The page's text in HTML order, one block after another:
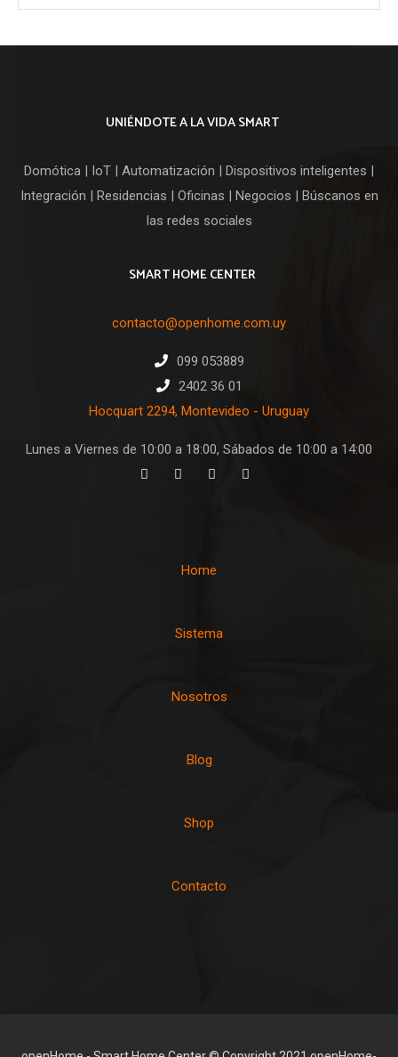
precio
precio
UNIÉNDOTE A LA VIDA SMART
Domótica | IoT | Automatización | Dispositivos inteligentes |
Integración | Residencias | Oficinas | Negocios | Búscanos en
las redes sociales
SMART HOME CENTER
contacto@openhome.com.uy
099 053889
2402 36 01
Hocquart 2294, Montevideo - Uruguay
Lunes a Viernes de 10:00 a 18:00, Sábados de 10:00 a 14:00
Home
Sistema
Nosotros
Blog
Shop
Contacto